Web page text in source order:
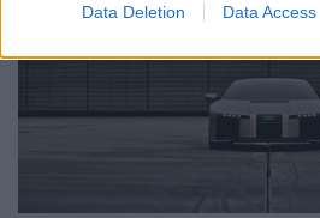
Data Deletion Data Access